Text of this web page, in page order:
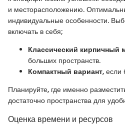
и месторасположению.
индивидуальные особенности.
включать в себя;
Классический кирпичный
больших пространств.
Компактный вариант, если
Планируйте, где именно
достаточно пространства для
Оценка времени и ресурсов